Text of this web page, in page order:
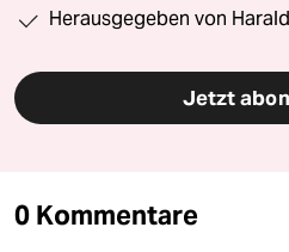
Herausgegeben von
Jetzt
0 Kommentare